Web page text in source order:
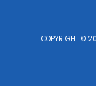
COPYRIGHT ©